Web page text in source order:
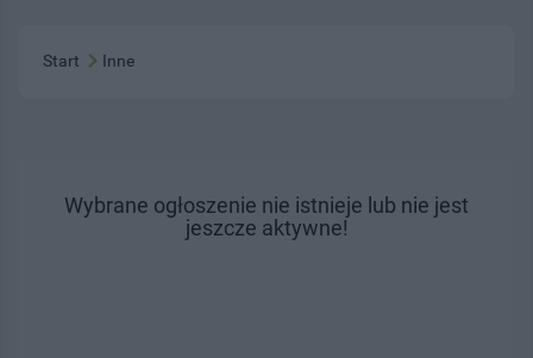
Start Inne
Wybrane ogłoszenie nie istnieje lub nie jest
jeszcze aktywne!